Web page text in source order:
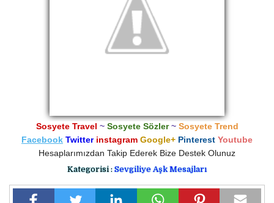
Sosyete Travel ~ Sosyete Sözler ~ Sosyete Trend
Facebook Twitter instagram Google+ Pinterest Youtube
Hesaplarımızdan Takip Ederek Bize Destek Olunuz
Kategorisi : Sevgiliye Aşk Mesajları